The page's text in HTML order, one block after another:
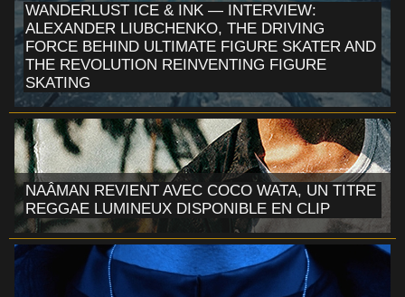
WANDERLUST ICE & INK — INTERVIEW:
ALEXANDER LIUBCHENKO, THE DRIVING
FORCE BEHIND ULTIMATE FIGURE SKATER AND
THE REVOLUTION REINVENTING FIGURE
SKATING
NAÂMAN REVIENT AVEC COCO WATA, UN TITRE
REGGAE LUMINEUX DISPONIBLE EN CLIP